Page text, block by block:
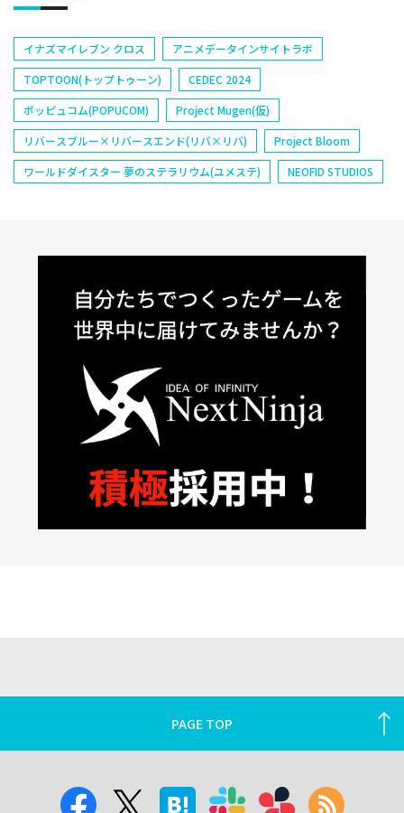
イナズマイレブン クロス
アニメデータインサイトラボ
TOPTOON(トップトゥーン)
CEDEC 2024
ポッピュコム(POPUCOM)
Project Mugen(仮)
リバースブルー×リバースエンド(リバ×リバ)
Project Bloom
ワールドダイスター 夢のステラリウム(ユメステ)
NEOFID STUDIOS
PAGE TOP